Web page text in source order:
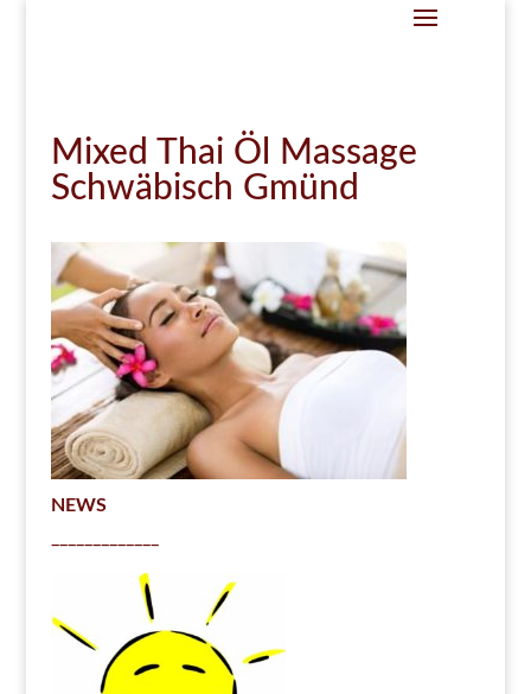
Mixed Thai Öl Massage
Schwäbisch Gmünd
NEWS